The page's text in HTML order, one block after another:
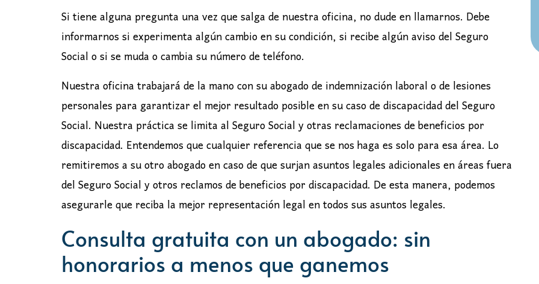
Si tiene alguna pregunta una vez que salga de nuestra oficina, no dude en llamarnos. Debe
informarnos si experimenta algún cambio en su condición, si recibe algún aviso del Seguro
Social o si se muda o cambia su número de teléfono.
Nuestra oficina trabajará de la mano con su abogado de indemnización laboral o de lesiones
personales para garantizar el mejor resultado posible en su caso de discapacidad del Seguro
Social. Nuestra práctica se limita al Seguro Social y otras reclamaciones de beneficios por
discapacidad. Entendemos que cualquier referencia que se nos haga es solo para esa área. Lo
remitiremos a su otro abogado en caso de que surjan asuntos legales adicionales en áreas fuera
del Seguro Social y otros reclamos de beneficios por discapacidad. De esta manera, podemos
asegurarle que reciba la mejor representación legal en todos sus asuntos legales.
Consulta gratuita con un abogado: sin
honorarios a menos que ganemos